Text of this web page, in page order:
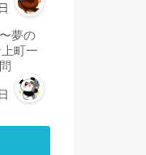
夢の
町一